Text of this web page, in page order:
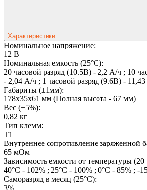
Характеристики
Номинальное напряжение:
12 B
Номинальная емкость (25°С):
20 часовой разряд (10.5В) - 2,2 А/ч ; 10
- 2,04 А/ч ; 1 часовой разряд (9.6В) -
Габариты (±1мм):
178x35x61 мм (Полная высота - 67 мм)
Вес (±5%):
0,82 кг
Тип клемм:
T1
Внутреннее сопротивление заряженной
65 мОм
Зависимость емкости от температуры (20
40°С - 102% ; 25°С - 100% ; 0°С - 85% ; -
Саморазряд в месяц (25°С):
3%